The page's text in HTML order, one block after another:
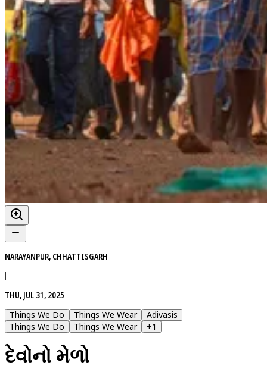
NARAYANPUR, CHHATTISGARH
|
THU, JUL 31, 2025
Things We Do
Things We Wear
Adivasis
Things We Do
Things We Wear +1
દેવોનો મેળો